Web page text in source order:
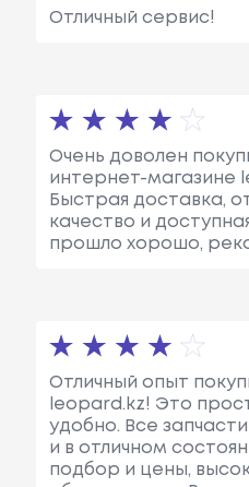
Отличный сервис!
Очень доволен
интернет-магазине
Быстрая доставка,
качество и
прошло хорошо,
Отличный опыт
leopard.kz! Это
удобно. Все
и в отличном
подбор и цены,